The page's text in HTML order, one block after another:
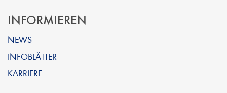
INFORMIEREN
NEWS
INFOBLÄTTER
KARRIERE